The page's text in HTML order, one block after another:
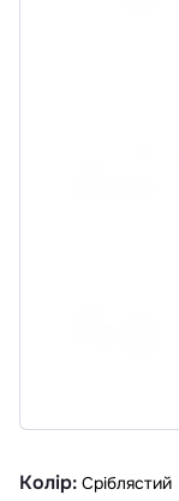
Колір: Сріблястий